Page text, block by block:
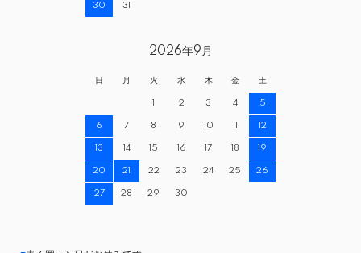
30 31
2026年9月
日 月 火 水 木 金 土
1 2 3 4 5
6 7 8 9 10 11 12
13 14 15 16 17 18 19
20 21 22 23 24 25 26
27 28 29 30